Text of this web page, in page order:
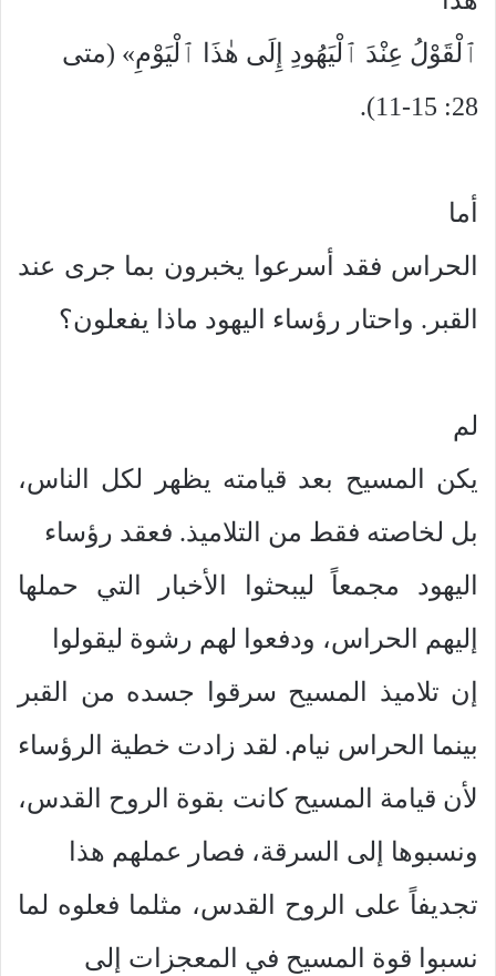
ٱلْقَوْلُ عِنْدَ ٱلْيَهُودِ إِلَى هٰذَا ٱلْيَوْمِ» (متى
28: 11-15).
أما
الحراس فقد أسرعوا يخبرون بما جرى عند
القبر. واحتار رؤساء اليهود ماذا يفعلون؟
لم
يكن المسيح بعد قيامته يظهر لكل الناس،
بل لخاصته فقط من التلاميذ. فعقد رؤساء
اليهود مجمعاً ليبحثوا الأخبار التي حملها
إليهم الحراس، ودفعوا لهم رشوة ليقولوا
إن تلاميذ المسيح سرقوا جسده من القبر
بينما الحراس نيام. لقد زادت خطية الرؤساء
لأن قيامة المسيح كانت بقوة الروح القدس،
ونسبوها إلى السرقة، فصار عملهم هذا
تجديفاً على الروح القدس، مثلما فعلوه لما
نسبوا قوة المسيح في المعجزات إلى